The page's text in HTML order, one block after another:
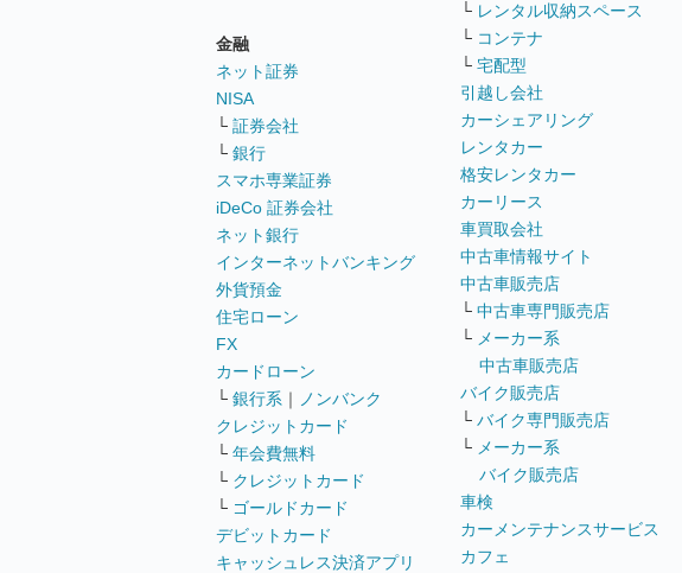
金融
ネット証券
NISA
└ 証券会社
└ 銀行
スマホ専業証券
iDeCo 証券会社
ネット銀行
インターネットバンキング
外貨預金
住宅ローン
FX
カードローン
└ 銀行系 ｜
ノンバンク
クレジットカード
└ 年会費無料
└ クレジットカード
└ ゴールドカード
デビットカード
キャッシュレス決済アプリ
└ レンタル収納スペース
└ コンテナ
└ 宅配型
引越し会社
カーシェアリング
レンタカー
格安レンタカー
カーリース
車買取会社
中古車情報サイト
中古車販売店
└ 中古車専門販売店
└ メーカー系
中古車販売店
バイク販売店
└ バイク専門販売店
└ メーカー系
バイク販売店
車検
カーメンテナンスサービス
カフェ